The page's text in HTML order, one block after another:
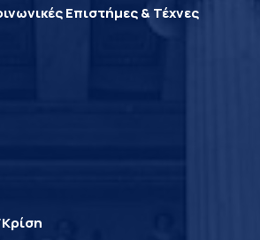
Επιστήμες & Τέχνες